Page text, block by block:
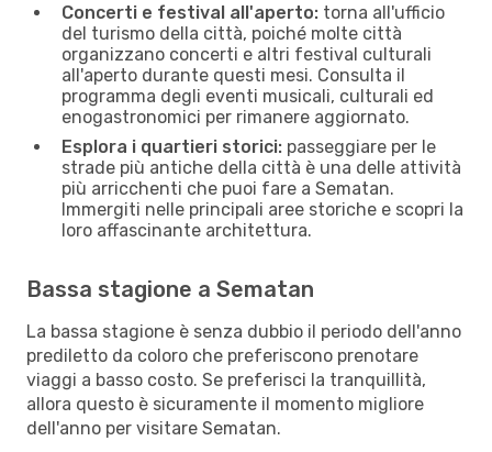
Concerti e festival all'aperto: torna all'ufficio
del turismo della città, poiché molte città
organizzano concerti e altri festival culturali
all'aperto durante questi mesi. Consulta il
programma degli eventi musicali, culturali ed
enogastronomici per rimanere aggiornato.
Esplora i quartieri storici: passeggiare per le
strade più antiche della città è una delle attività
più arricchenti che puoi fare a Sematan.
Immergiti nelle principali aree storiche e scopri la
loro affascinante architettura.
Bassa stagione a Sematan
La bassa stagione è senza dubbio il periodo dell'anno
prediletto da coloro che preferiscono prenotare
viaggi a basso costo. Se preferisci la tranquillità,
allora questo è sicuramente il momento migliore
dell'anno per visitare Sematan.